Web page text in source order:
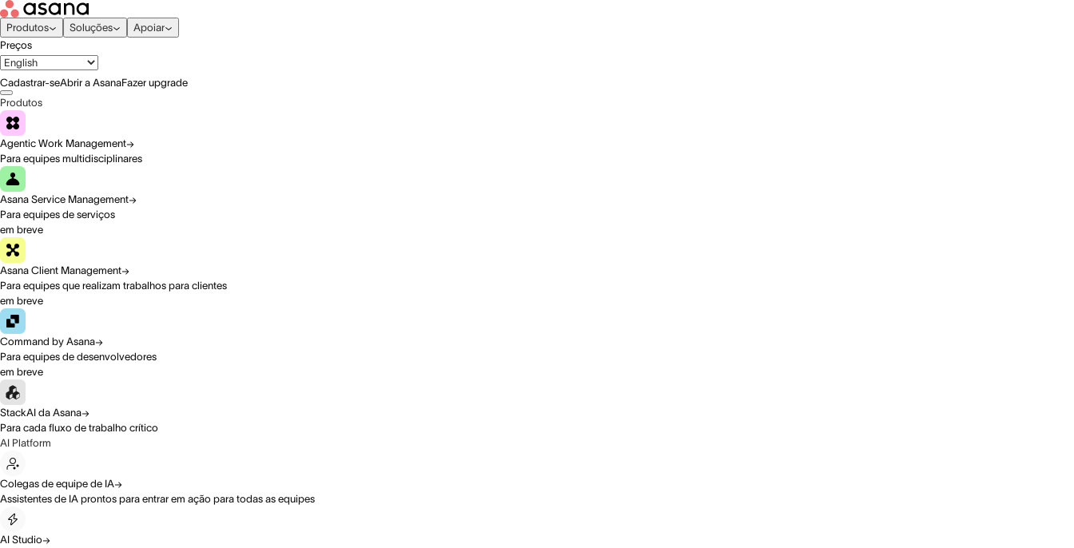
Produtos Soluções
Apoiar
Preços
Cadastrar-seAbrir a AsanaFazer upgrade
Produtos
Agentic Work Management
Para equipes multidisciplinares
Asana Service Management
Para equipes de serviços
em breve
Asana Client Management
Para equipes que realizam trabalhos para clientes
em breve
Command by Asana
Para equipes de desenvolvedores
em breve
StackAI da Asana
Para cada fluxo de trabalho crítico
AI Platform
Colegas de equipe de IA
Assistentes de IA prontos para entrar em ação para todas as equipes
AI Studio